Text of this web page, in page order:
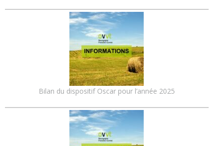
Bilan du dispositif Oscar pour l’année 2025